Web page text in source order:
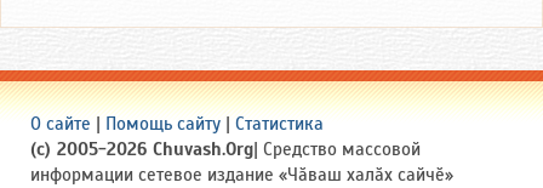
О сайте | Помощь сайту | Статистика
(c) 2005-2026 Chuvash.Org| Средство массовой
информации сетевое издание «Чӑваш халӑх сайчӗ»